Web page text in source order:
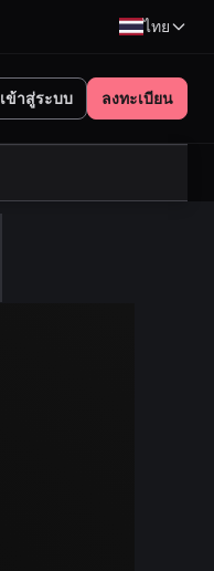
ไทย
เข้าสู่ระบบ ลงทะเบียน